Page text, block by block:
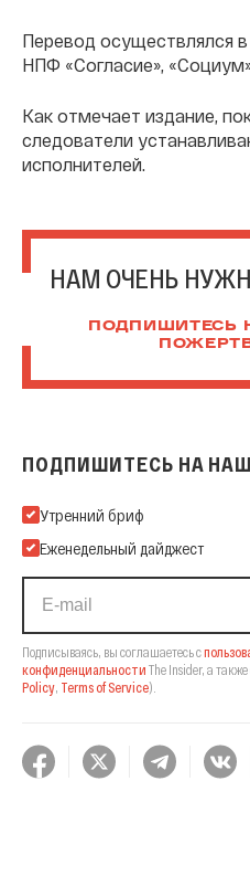
Перевод осуществлялся
НПФ «Согласие»,
Как отмечает издание,
следователи
исполнителей.
НАМ ОЧЕНЬ
ПОДПИШИТЕСЬ
ПОДПИШИТЕСЬ НА
Подпишитесь на нашу Email-
Утренний бриф
Еженедельный дайджест
Подписываясь, вы соглашаетесь с
конфиденциальности The Insider, а также
Policy, Terms of Service).